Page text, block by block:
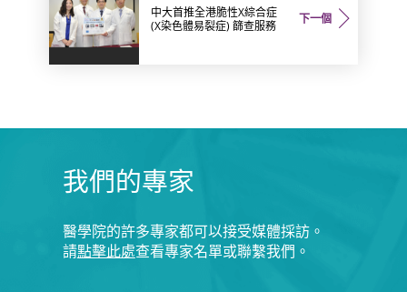
下一個
中大首推全港脆性X綜合症
(X染色體易裂症) 篩查服務
我們的專家
醫學院的許多專家都可以接受媒體採訪。
請點擊此處查看專家名單或聯繫我們。